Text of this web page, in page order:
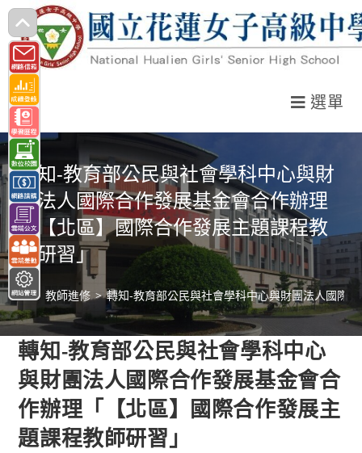
跳
轉
至
主
要
內
容
選單
轉知-教育部公民與社會學科中心與財
團法人國際合作發展基金會合作辦理
「【北區】國際合作發展主題課程教
師研習」
> 教師進修 > 轉知-教育部公民與社會學科中心與財團法人國際
轉知-教育部公民與社會學科中心
與財團法人國際合作發展基金會合
作辦理「【北區】國際合作發展主
題課程教師研習」